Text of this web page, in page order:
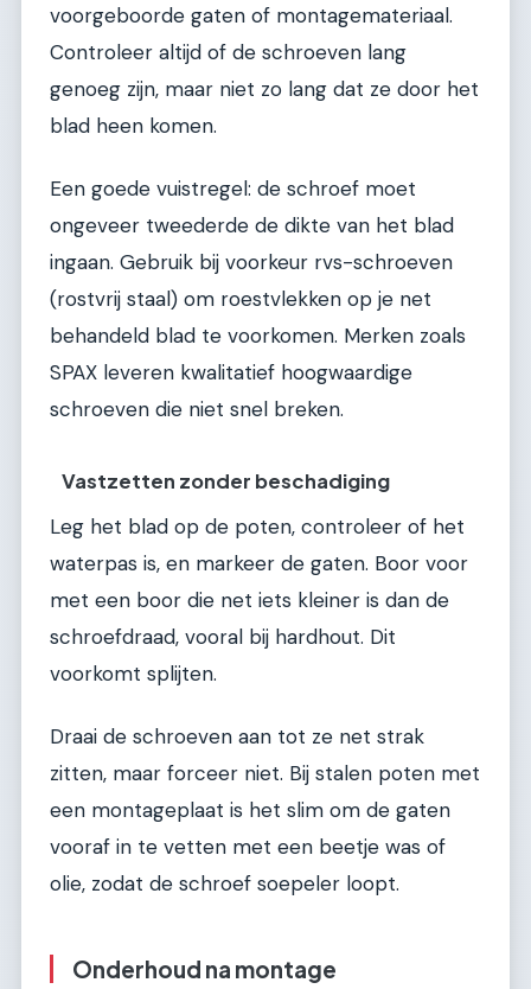
voorgeboorde gaten of montagemateriaal.
Controleer altijd of de schroeven lang
genoeg zijn, maar niet zo lang dat ze door het
blad heen komen.
Een goede vuistregel: de schroef moet
ongeveer tweederde de dikte van het blad
ingaan. Gebruik bij voorkeur rvs-schroeven
(rostvrij staal) om roestvlekken op je net
behandeld blad te voorkomen. Merken zoals
SPAX leveren kwalitatief hoogwaardige
schroeven die niet snel breken.
Vastzetten zonder beschadiging
Leg het blad op de poten, controleer of het
waterpas is, en markeer de gaten. Boor voor
met een boor die net iets kleiner is dan de
schroefdraad, vooral bij hardhout. Dit
voorkomt splijten.
Draai de schroeven aan tot ze net strak
zitten, maar forceer niet. Bij stalen poten met
een montageplaat is het slim om de gaten
vooraf in te vetten met een beetje was of
olie, zodat de schroef soepeler loopt.
Onderhoud na montage